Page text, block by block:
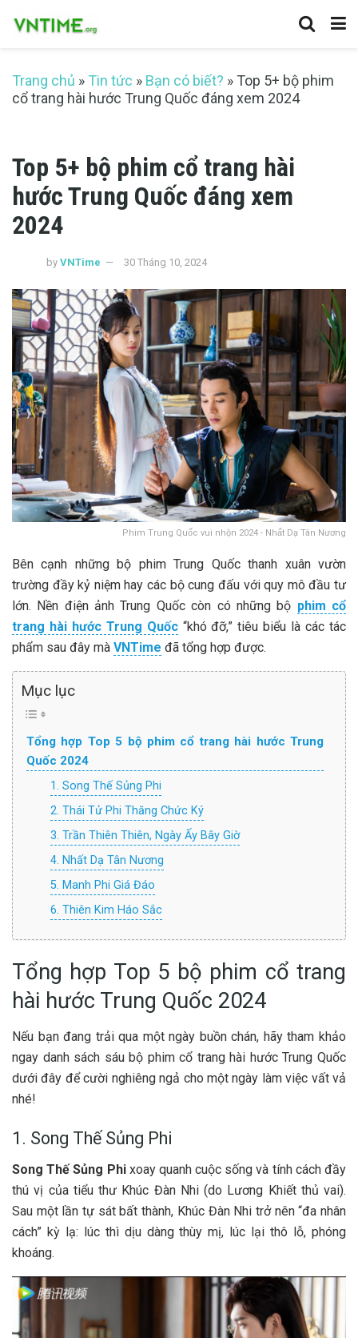
Trang chủ » Tin tức » Bạn có biết? » Top 5+ bộ phim
cổ trang hài hước Trung Quốc đáng xem 2024
Top 5+ bộ phim cổ trang hài
hước Trung Quốc đáng xem
2024
by VNTime 30 Tháng 10, 2024
Phim Trung Quốc vui nhộn 2024 - Nhất Dạ Tân Nương
Bên cạnh những bộ phim Trung Quốc thanh xuân vườn
trường đầy kỷ niệm hay các bộ cung đấu với quy mô đầu tư
lớn. Nền điện ảnh Trung Quốc còn có những bộ phim cổ
trang hài hước Trung Quốc“khó đỡ,” tiêu biểu là các tác
phẩm sau đây mà VNTime đã tổng hợp được.
Mục lục
Tổng hợp Top 5 bộ phim cổ trang hài hước Trung
Quốc 2024
1. Song Thế Sủng Phi
2. Thái Tử Phi Thăng Chức Ký
3. Trần Thiên Thiên, Ngày Ấy Bây Giờ
4. Nhất Dạ Tân Nương
5. Manh Phi Giá Đáo
6. Thiên Kim Háo Sắc
Tổng hợp Top 5 bộ phim cổ trang
hài hước Trung Quốc 2024
Nếu bạn đang trải qua một ngày buồn chán, hãy tham khảo
ngay danh sách sáu bộ phim cổ trang hài hước Trung Quốc
dưới đây để cười nghiêng ngả cho một ngày làm việc vất vả
nhé!
1. Song Thế Sủng Phi
Song Thế Sủng Phixoay quanh cuộc sống và tính cách đầy
thú vị của tiểu thư Khúc Đàn Nhi (do Lương Khiết thủ vai).
Sau một lần tự sát bất thành, Khúc Đàn Nhi trở nên “đa nhân
cách” kỳ lạ: lúc thì dịu dàng thùy mị, lúc lại thô lỗ, phóng
khoáng.